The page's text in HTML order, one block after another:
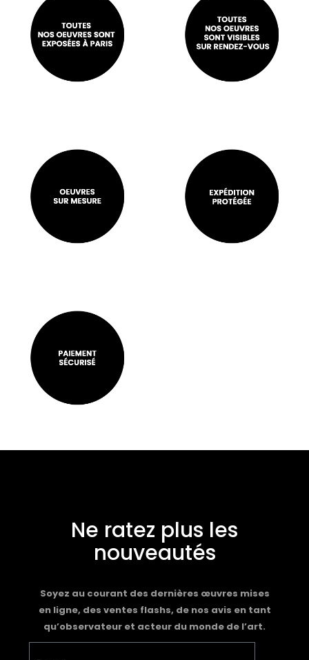
Ne ratez plus les
nouveautés
Soyez au courant des dernières œuvres mises
en ligne, des ventes flashs, de nos avis en tant
qu’observateur et acteur du monde de l’art.